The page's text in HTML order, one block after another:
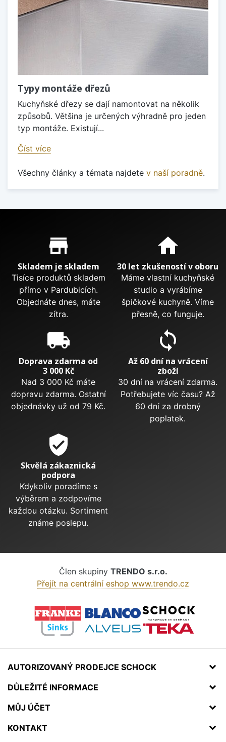
Typy montáže dřezů
Kuchyňské dřezy se dají namontovat na několik
způsobů. Většina je určených výhradně pro jeden
typ montáže. Existují...
Číst více
Všechny články a témata najdete v naší poradně.
Proč nakupovat u nás?
store_mall_directory
Skladem je skladem
Tisíce produktů skladem
přímo v Pardubicích.
Objednáte dnes, máte
zítra.
home
30 let zkušeností v oboru
Máme vlastní kuchyňské
studio a vyrábíme
špičkové kuchyně. Víme
přesně, co funguje.
local_shipping
Doprava zdarma od
3 000 Kč
Nad 3 000 Kč máte
dopravu zdarma. Ostatní
objednávky už od 79 Kč.
sync
Až 60 dní na vrácení
zboží
30 dní na vrácení zdarma.
Potřebujete víc času? Až
60 dní za drobný
poplatek.
verified_user
Skvělá zákaznická
podpora
Kdykoliv poradíme s
výběrem a zodpovíme
každou otázku. Sortiment
známe poslepu.
Člen skupiny TRENDO s.r.o.
Přejít na centrální eshop www.trendo.cz
AUTORIZOVANÝ PRODEJCE SCHOCK
DŮLEŽITÉ INFORMACE
MŮJ ÚČET
KONTAKT